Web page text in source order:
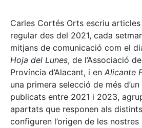
Carles Cortés Orts escriu articles
regular des del 2021, cada
mitjans de comunicació com el
Hoja del Lunes, de l’Associació
Província d’Alacant, i en Alicante
una primera selecció de més
publicats entre 2021 i 2023,
apartats que responen als
configuren l’origen de les